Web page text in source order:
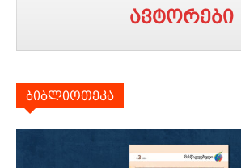
ავტორები
ბიბლიოთეკა